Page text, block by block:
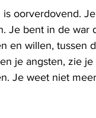
oorverdovend.
Je bent in de war
en willen, tussen
je angsten, zie
Je weet niet